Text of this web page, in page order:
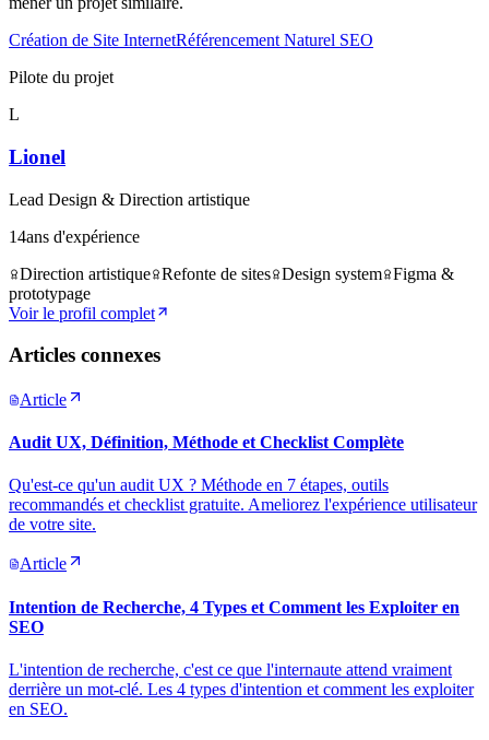
Création de Site InternetRéférencement Naturel SEO
Pilote du projet
L
Lionel
Lead Design & Direction artistique
14ans d'expérience
Direction artistique Refonte de sites Design system Figma &
prototypage
Voir le profil complet
Articles connexes
Article
Audit UX, Définition, Méthode et Checklist Complète
Qu'est-ce qu'un audit UX ? Méthode en 7 étapes, outils
recommandés et checklist gratuite. Ameliorez l'expérience utilisateur
de votre site.
Article
Intention de Recherche, 4 Types et Comment les Exploiter en
SEO
L'intention de recherche, c'est ce que l'internaute attend vraiment
derrière un mot-clé. Les 4 types d'intention et comment les exploiter
en SEO.